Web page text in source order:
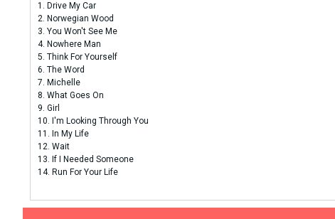
1. Drive My Car
2. Norwegian Wood
3. You Won't See Me
4. Nowhere Man
5. Think For Yourself
6. The Word
7. Michelle
8. What Goes On
9. Girl
10. I'm Looking Through You
11. In My Life
12. Wait
13. If I Needed Someone
14. Run For Your Life